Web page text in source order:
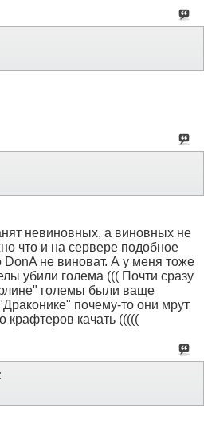
невиновных, а виновных не
что и на сервере подобное
не виноват. А у меня тоже
убили голема ((( Почти сразу
големы были ваще
почему-то они мрут
крафтеров качать (((((